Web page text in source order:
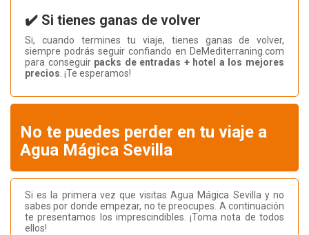
✔️ Si tienes ganas de volver
Si, cuando termines tu viaje, tienes ganas de volver,
siempre podrás seguir confiando en DeMediterraning.com
para conseguir packs de entradas + hotel a los mejores
precios. ¡Te esperamos!
No te puedes perder en tu viaje a
Agua Mágica Sevilla
Si es la primera vez que visitas Agua Mágica Sevilla y no
sabes por donde empezar, no te preocupes. A continuación
te presentamos los imprescindibles. ¡Toma nota de todos
ellos!